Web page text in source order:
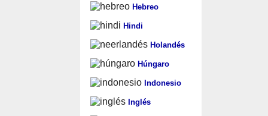
Hebreo
Hindi
Holandés
Húngaro
Indonesio
Inglés